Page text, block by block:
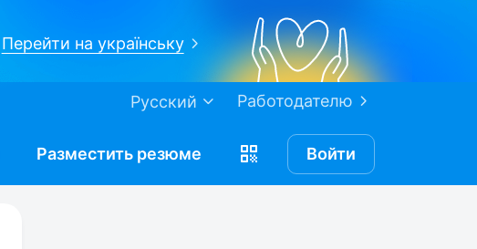
Перейти на українську
Работодателю
Русский
Разместить резюме Войти